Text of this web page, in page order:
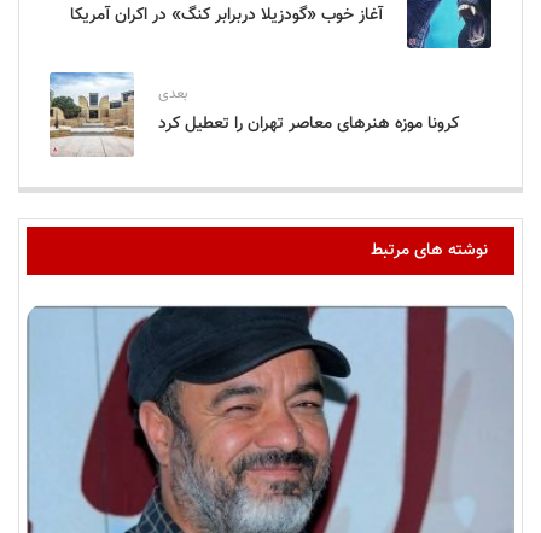
آغاز خوب «گودزیلا دربرابر کنگ» در اکران آمریکا
بعدی
کرونا موزه هنرهای معاصر تهران را تعطیل کرد
نوشته های مرتبط